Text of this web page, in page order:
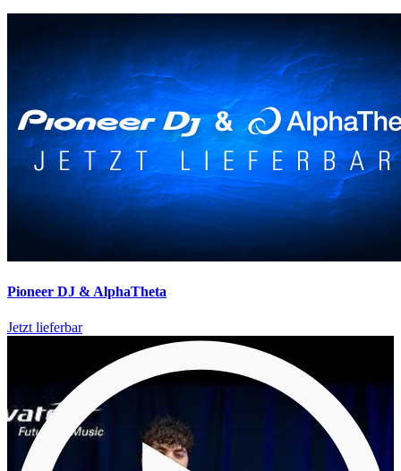
Pioneer DJ & AlphaTheta
Jetzt lieferbar